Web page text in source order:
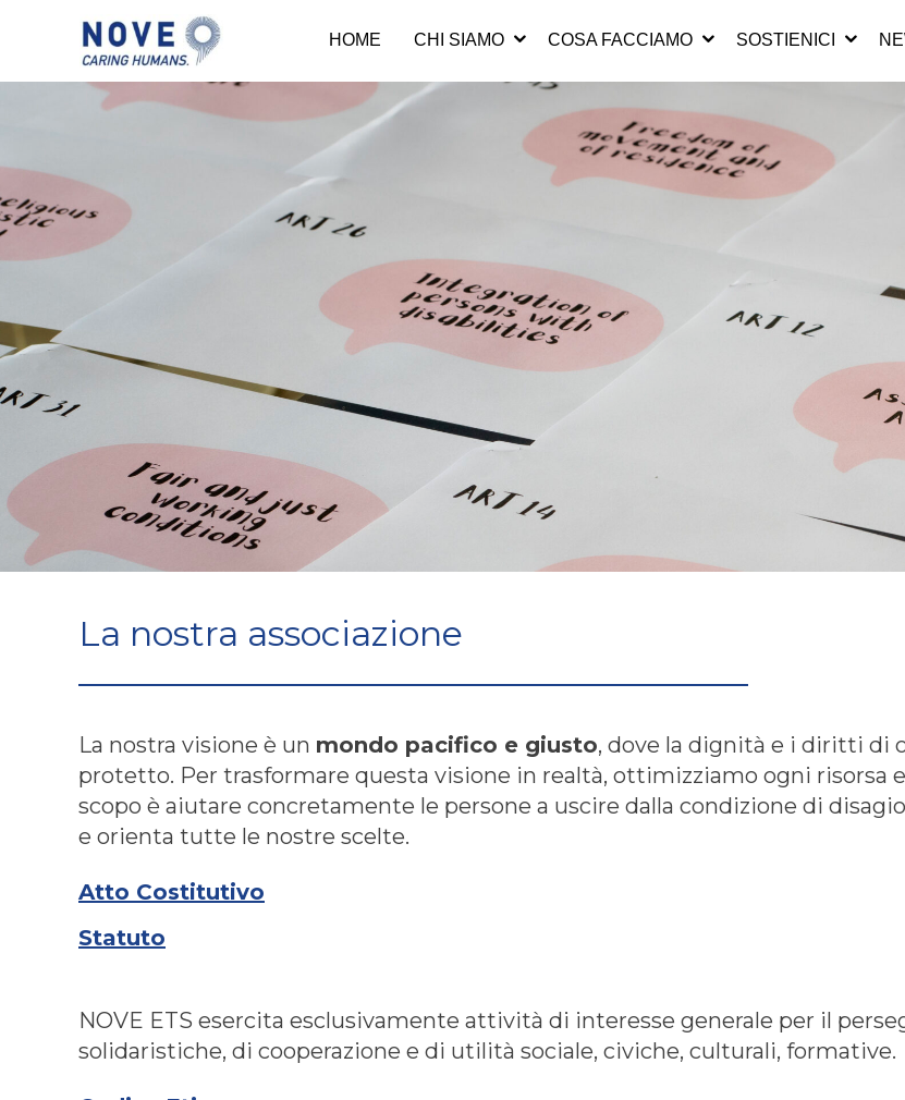
HOME CHI SIAMO COSA FACCIAMO SOSTIENICI
La nostra associazione
La nostra visione è un mondo pacifico e giusto, dove la dignità e i diritti di
protetto. Per trasformare questa visione in realtà, ottimizziamo ogni risorsa
scopo è aiutare concretamente le persone a uscire dalla condizione di
e orienta tutte le nostre scelte.
Atto Costitutivo
Statuto
NOVE ETS esercita esclusivamente attività di interesse generale per il
solidaristiche, di cooperazione e di utilità sociale, civiche, culturali, formative.